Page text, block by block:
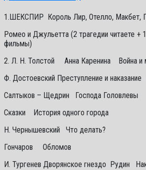
1.ШЕКСПИР Король Лир, Отелло, Макбет,
Ромео и Джульетта (2 трагедии читаете +
фильмы)
2. Л. Н. Толстой Анна Каренина Война и
Ф. Достоевский Преступление и
Салтыков – Щедрин Господа Головлевы
Сказки История одного города
Н. Чернышевский Что делать?
Гончаров Обломов
И. Тургенев Дворянское гнездо Рудин